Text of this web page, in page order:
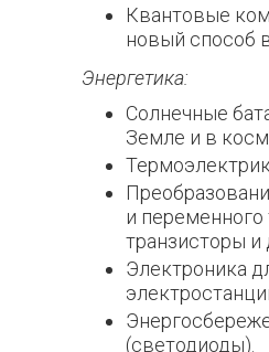
Квантовые
новый способ
Энергетика:
Солнечные
Земле и в
и
транзисторы и
Электроника
(светодиоды).